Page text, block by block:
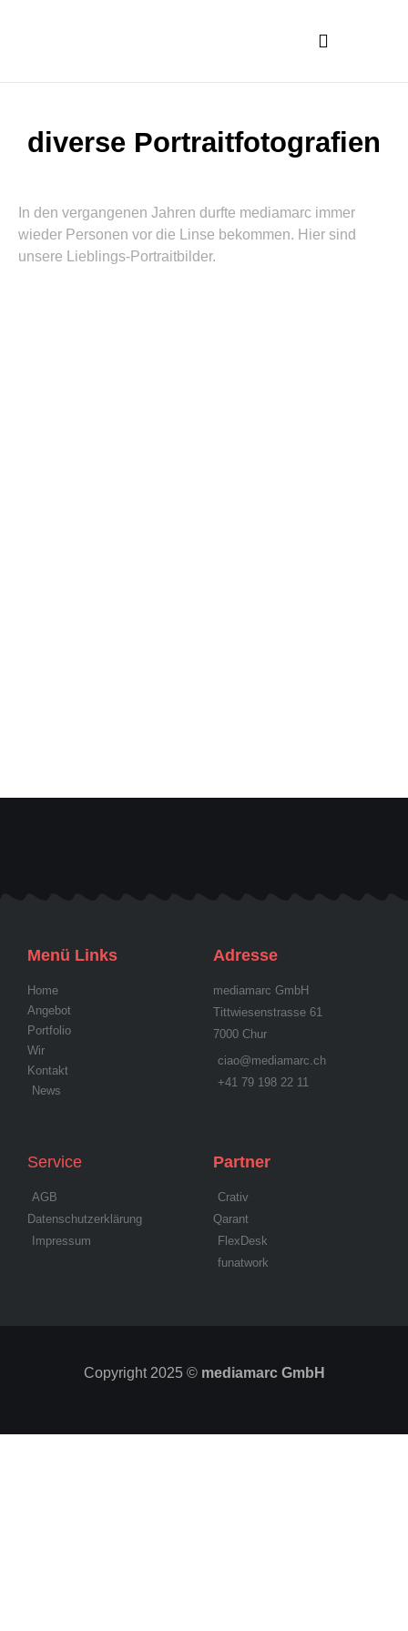
diverse Portraitfotografien
In den vergangenen Jahren durfte mediamarc immer
wieder Personen vor die Linse bekommen. Hier sind
unsere Lieblings-Portraitbilder.
Menü Links
Home
Angebot
Portfolio
Wir
Kontakt
News
Adresse
mediamarc GmbH
Tittwiesenstrasse 61
7000 Chur
ciao@mediamarc.ch
+41 79 198 22 11
Service
AGB
Datenschutzerklärung
Impressum
Partner
Crativ
Qarant
FlexDesk
funatwork
Copyright 2025 © mediamarc GmbH